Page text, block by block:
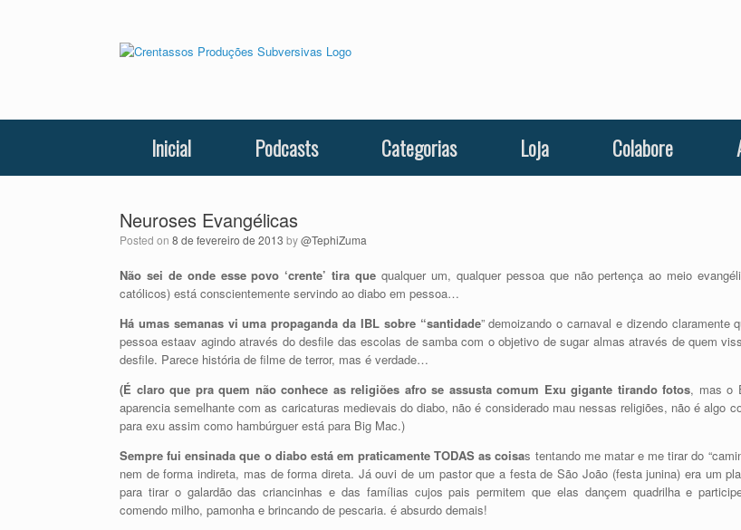
Inicial Podcasts Categorias Loja Colabore
Neuroses Evangélicas
Posted on 8 de fevereiro de 2013 by@TephiZuma
Não sei de onde esse povo ‘crente’ tira que qualquer um, qualquer pessoa que não pertença ao meio
católicos) está conscientemente servindo ao diabo em pessoa…
Há umas semanas vi uma propaganda da IBL sobre “santidade” demoizando o carnaval e dizendo claramente
pessoa estaav agindo através do desfile das escolas de samba com o objetivo de sugar almas através de quem
desfile. Parece história de filme de terror, mas é verdade…
(É claro que pra quem não conhece as religiões afro se assusta comum Exu gigante tirando fotos, mas o
aparencia semelhante com as caricaturas medievais do diabo, não é considerado mau nessas religiões, não é algo
para exu assim como hambúrguer está para Big Mac.)
Sempre fui ensinada que o diabo está em praticamente TODAS as coisas tentando me matar e me tirar do
nem de forma indireta, mas de forma direta. Já ouvi de um pastor que a festa de São João (festa junina) era um
para tirar o galardão das criancinhas e das famílias cujos pais permitem que elas dançem quadrilha e
comendo milho, pamonha e brincando de pescaria. é absurdo demais!